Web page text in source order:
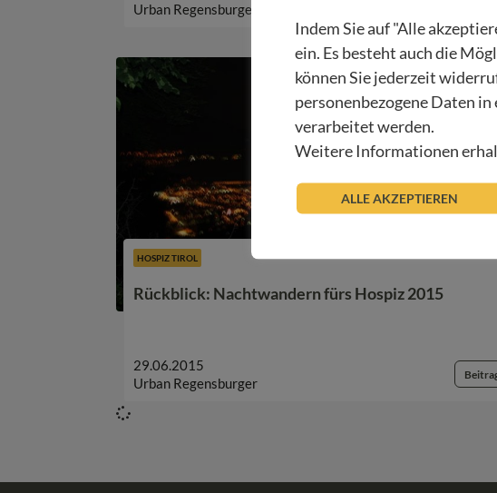
Urban Regensburger
HOSPIZ TIROL
Rückblick: Nachtwandern fürs Hospiz 2015
29.06.2015
Urban Regensburger
Indem Sie auf "Alle
ein. Es besteht auch die
können Sie jederzeit
personenbezogene Daten
verarbeitet werden.
Weitere Informationen
ALLE AKZEPTIEREN